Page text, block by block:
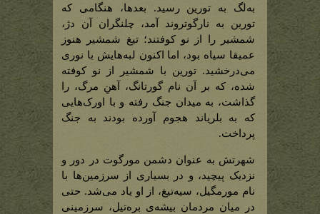
بره‌تیل)
به‌لگ به تورین رسید. بعدها، هنگامی که
تورین به نارگوتروند آمد، چلنگران آن دژ،
شمشیر را از نو کوفتند؛ تیغ شمشیر هنوز
عمیقا سیاه بود، اما اکنون لبه‌هایش با نوری
می‌درخشید. تورین با شمشیر از نو کوفته
شده، که بر آن نام گورتانگ، آهنِ مرگ، را
گذاشت، به میدان جنگ رفته و با اورک‌هایی
که به بلریاند هجوم آورده بودند به جنگ
پرداخت.
شهرتش به عنوان دشمن مورگوت در دور و
نزدیک پیچید، و در بسیاری از سرزمین‌ها با
نام مورمگیل، سیه‌تیغ، از او یاد می‌شد. حتی
در میان مردمان بیشه‌ی بره‌تیل، سرزمینی